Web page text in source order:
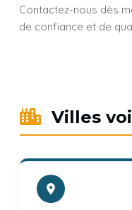
Contactez-nous dès
de confiance et de
Villes